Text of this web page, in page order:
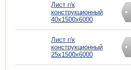
Лист г/к
конструкционный
40х1500х6000
Лист г/к
конструкционный
25х1500х6000